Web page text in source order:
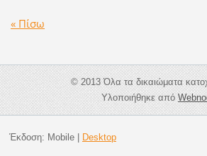
« Πίσω
© 2013 Όλα τα δικαιώματα
Υλοποιήθηκε από
Έκδοση: Mobile| Desktop